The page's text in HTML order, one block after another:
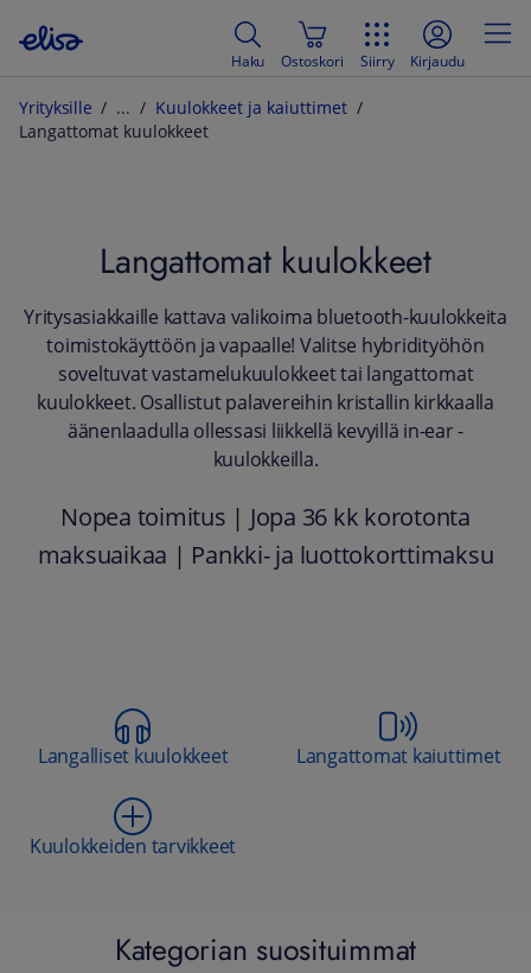
Haku Ostoskori Siirry Kirjaudu
Yrityksille
Kuulokkeet ja kaiuttimet
Langattomat kuulokkeet
Langattomat kuulokkeet
Yritysasiakkaille kattava valikoima bluetooth-kuulokkeita
toimistokäyttöön ja vapaalle! Valitse hybridityöhön
soveltuvat vastamelukuulokkeet tai langattomat
kuulokkeet. Osallistut palavereihin kristallin kirkkaalla
äänenlaadulla ollessasi liikkellä kevyillä in-ear -
kuulokkeilla.
Nopea toimitus | Jopa 36 kk korotonta
maksuaikaa | Pankki- ja luottokorttimaksu
Langalliset kuulokkeet Langattomat kaiuttimet
Kuulokkeiden tarvikkeet
Kategorian suosituimmat